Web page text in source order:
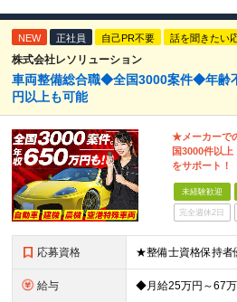
NEW 正社員 自己PR不要 話を聞きたい
株式会社レソリューション
車両整備総合職◆全国3000案件◆年齢
円以上も可能
★メーカーで
国3000件以
をサポート！
未経験歓迎
完全週休2日
応募資格
給与